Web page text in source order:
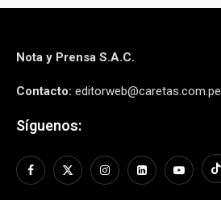
Nota y Prensa S.A.C.
Contacto: editorweb@caretas.com.pe
Síguenos: